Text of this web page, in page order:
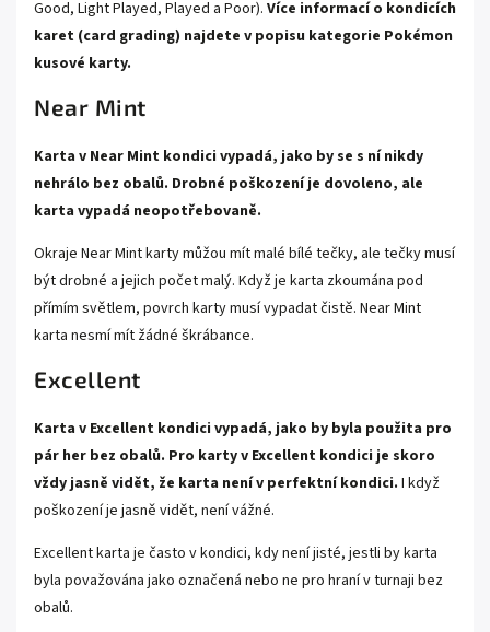
Good, Light Played, Played a Poor). Více informací o kondicích
karet (card grading) najdete v popisu kategorie Pokémon
kusové karty.
Near Mint
Karta v Near Mint kondici vypadá, jako by se s ní nikdy
nehrálo bez obalů. Drobné poškození je dovoleno, ale
karta vypadá neopotřebovaně.
Okraje Near Mint karty můžou mít malé bílé tečky, ale tečky musí
být drobné a jejich počet malý. Když je karta zkoumána pod
přímím světlem, povrch karty musí vypadat čistě. Near Mint
karta nesmí mít žádné škrábance.
Excellent
Karta v Excellent kondici vypadá, jako by byla použita pro
pár her bez obalů. Pro karty v Excellent kondici je skoro
vždy jasně vidět, že karta není v perfektní kondici. I když
poškození je jasně vidět, není vážné.
Excellent karta je často v kondici, kdy není jisté, jestli by karta
byla považována jako označená nebo ne pro hraní v turnaji bez
obalů.